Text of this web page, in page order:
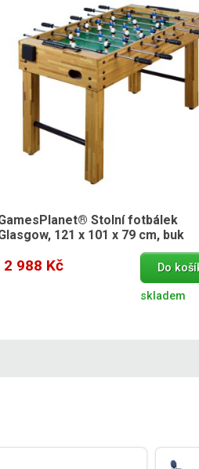
Stolní fotbálek
121 x 101 x 79 cm, buk
2 988 Kč Do
skladem